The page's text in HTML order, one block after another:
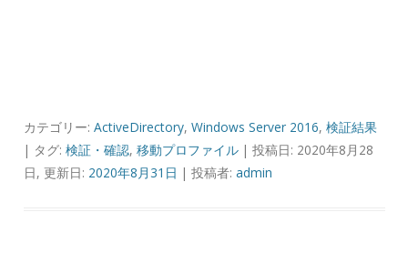
カテゴリー: ActiveDirectory, Windows Server 2016, 検証結果
| タグ: 検証・確認, 移動プロファイル| 投稿日: 2020年8月28
日, 更新日: 2020年8月31日 | 投稿者: admin